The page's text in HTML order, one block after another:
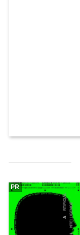
PR